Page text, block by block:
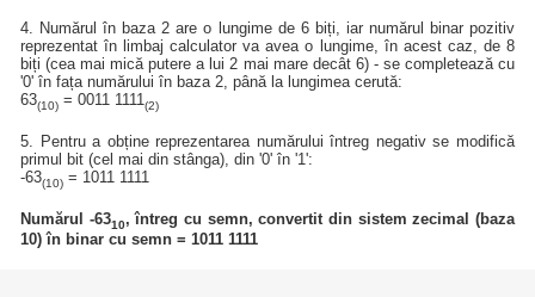
4. Numărul în baza 2 are o lungime de 6 biți, iar numărul binar pozitiv
reprezentat în limbaj calculator va avea o lungime, în acest caz, de 8
biți (cea mai mică putere a lui 2 mai mare decât 6) - se completează cu
'0' în fața numărului în baza 2, până la lungimea cerută:
63(10) = 0011 1111(2)
5. Pentru a obține reprezentarea numărului întreg negativ se modifică
primul bit (cel mai din stânga), din '0' în '1':
-63(10) = 1011 1111
Numărul -6310, întreg cu semn, convertit din sistem zecimal (baza
10) în binar cu semn = 1011 1111